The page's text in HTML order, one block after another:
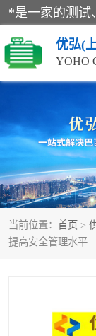
优弘(
YOHO
当前位置： 首页 >
提高安全管理水平
RECYCLASS
NR12认证
ART认证
巴西认证